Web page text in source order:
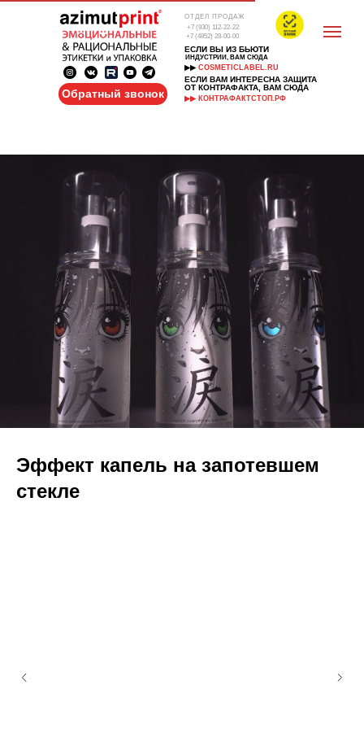
+7 (4852) 28-00-00
Обратный звонок
+7 (930) 112-22-22
ОТДЕЛ ПРОДАЖ
ИНДУСТРИИ, ВАМ СЮДА
ЕСЛИ ВЫ ИЗ БЬЮТИ
▶▶ COSMETICLABEL.RU
ЕСЛИ ВАМ ИНТЕРЕСНА ЗАЩИТА
ОТ КОНТРАФАКТА, ВАМ СЮДА
▶▶ КОНТРАФАКТСТОП.РФ
Эффект капель на запотевшем
стекле